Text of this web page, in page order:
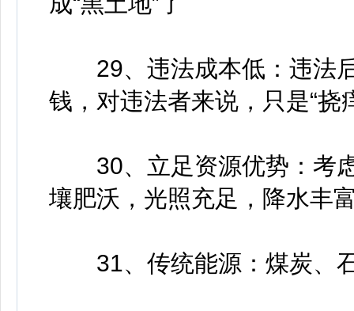
29、违法成本低：违法后
钱，对违法者来说，只是“挠
30、立足资源优势：考虑
壤肥沃，光照充足，降水丰
31、传统能源：煤炭、